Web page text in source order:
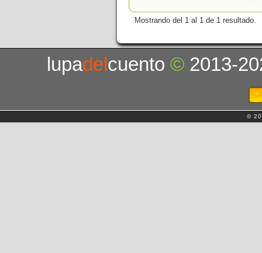
Mostrando del 1 al 1 de 1 resultado.
lupadelcuento© 2013-
©